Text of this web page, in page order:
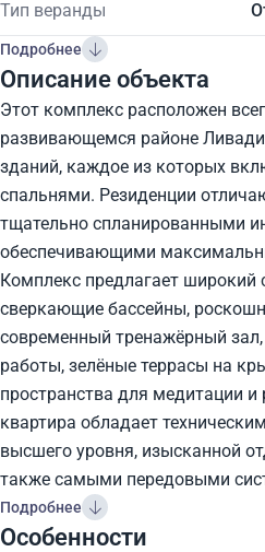
Тип веранды
Подробнее
Описание объекта
Этот комплекс расположен
развивающемся районе
зданий, каждое из которых
спальнями. Резиденции
тщательно спланированными
обеспечивающими
Комплекс предлагает широкий
сверкающие бассейны,
современный тренажёрный
работы, зелёные террасы на
пространства для медитации
квартира обладает
высшего уровня, изысканной
также самыми передовыми
Подробнее
Особенности